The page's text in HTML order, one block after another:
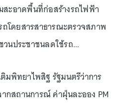
ะอาดพื้นที่ก่อสร้างรถไฟฟ้า
ถโดยสารสาธารณะตรวจสภาพ
นประชาชนลดใช้รถ...
มพิทยาไพสิฐ รัฐมนตรีว่าการ
กสถานการณ์ ค่าฝุ่นละออง PM